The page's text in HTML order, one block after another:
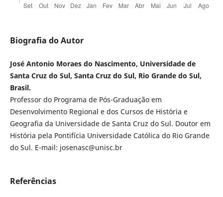
Biografia do Autor
José Antonio Moraes do Nascimento, Universidade de
Santa Cruz do Sul, Santa Cruz do Sul, Rio Grande do Sul,
Brasil.
Professor do Programa de Pós-Graduação em
Desenvolvimento Regional e dos Cursos de História e
Geografia da Universidade de Santa Cruz do Sul. Doutor em
História pela Pontifícia Universidade Católica do Rio Grande
do Sul. E-mail: josenasc@unisc.br
Referências